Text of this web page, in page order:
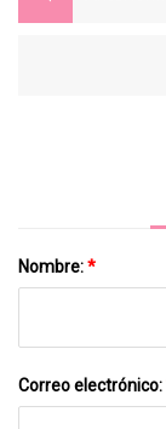
Nombre:*
Correo electrónico: